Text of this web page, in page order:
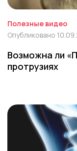
Полезные видео
Опубликовано
Возможна ли
протрузиях